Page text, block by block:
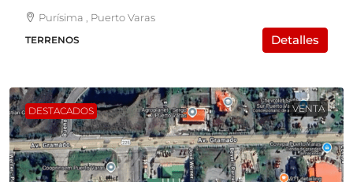
Purísima , Puerto Varas
TERRENOS Detalles
DESTACADOS VENTA